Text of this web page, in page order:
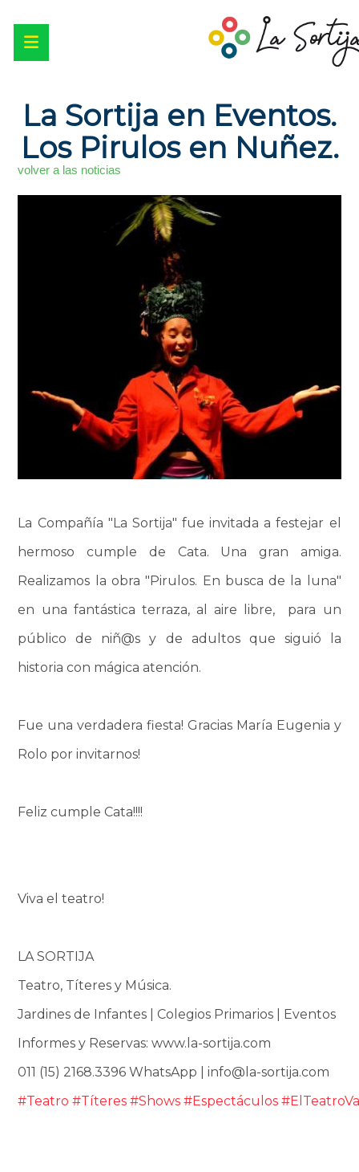
La Sortija en Eventos.
Los Pirulos en Nuñez.
volver a las noticias
La Compañía "La Sortija" fue invitada a festejar el
hermoso cumple de Cata. Una gran amiga.
Realizamos la obra "Pirulos. En busca de la luna"
en una fantástica terraza, al aire libre, para un
público de niñ@s y de adultos que siguió la
historia con mágica atención.
Fue una verdadera fiesta! Gracias María Eugenia y
Rolo por invitarnos!
Feliz cumple Cata!!!!
Viva el teatro!
LA SORTIJA
Teatro, Títeres y Música.
Jardines de Infantes | Colegios Primarios | Eventos
Informes y Reservas: www.la-sortija.com
011 (15) 2168.3396 WhatsApp | info@la-sortija.com
#Teatro #Títeres #Shows #Espectáculos